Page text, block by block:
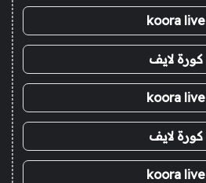
koora live
كورة لايف
koora live
كورة لايف
koora live